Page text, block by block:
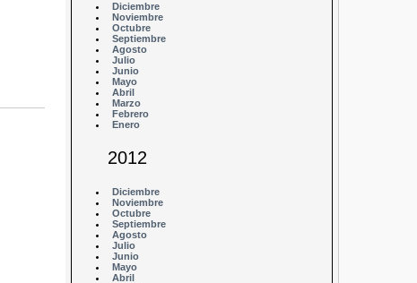
Diciembre
Noviembre
Octubre
Septiembre
Agosto
Julio
Junio
Mayo
Abril
Marzo
Febrero
Enero
2012
Diciembre
Noviembre
Octubre
Septiembre
Agosto
Julio
Junio
Mayo
Abril